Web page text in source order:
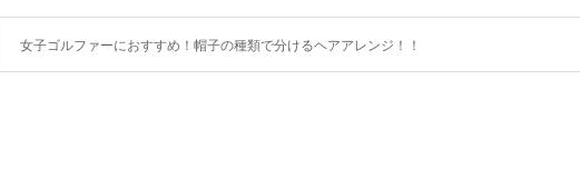
女子ゴルファーにおすすめ！帽子の種類で分けるヘアアレンジ！！